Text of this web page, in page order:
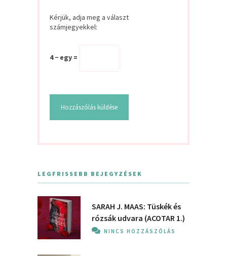
Kérjük, adja meg a választ
számjegyekkel:
4 − egy =
LEGFRISSEBB BEJEGYZÉSEK
SARAH J. MAAS: Tüskék és
rózsák udvara (ACOTAR 1.)
NINCS HOZZÁSZÓLÁS